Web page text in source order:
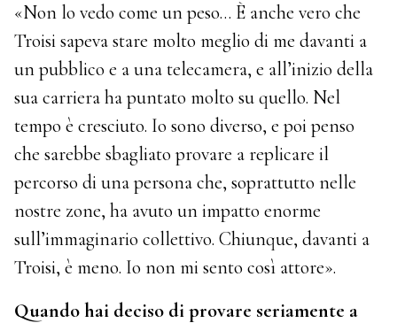
«Non lo vedo come un peso… È anche vero che
Troisi sapeva stare molto meglio di me davanti a
un pubblico e a una telecamera, e all’inizio della
sua carriera ha puntato molto su quello. Nel
tempo è cresciuto. Io sono diverso, e poi penso
che sarebbe sbagliato provare a replicare il
percorso di una persona che, soprattutto nelle
nostre zone, ha avuto un impatto enorme
sull’immaginario collettivo. Chiunque, davanti a
Troisi, è meno. Io non mi sento così attore».
Quando hai deciso di provare seriamente a